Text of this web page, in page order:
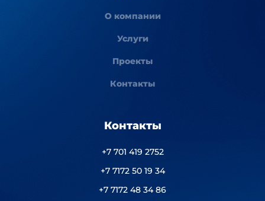
О компании
Услуги
Проекты
Контакты
Контакты
+7 701 419 2752
+7 7172 50 19 34
+7 7172 48 34 86